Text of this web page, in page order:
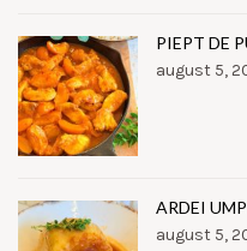
PIEPT DE
august 5,
ARDEI
august 5,